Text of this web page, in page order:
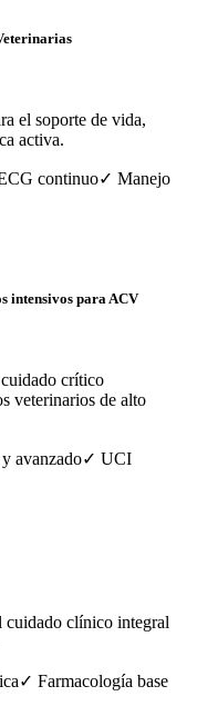
el soporte de vida,
activa.
continuo✓ Manejo
intensivos para ACV
crítico
veterinarios de alto
avanzado✓ UCI
cuidado clínico integral
✓ Farmacología base